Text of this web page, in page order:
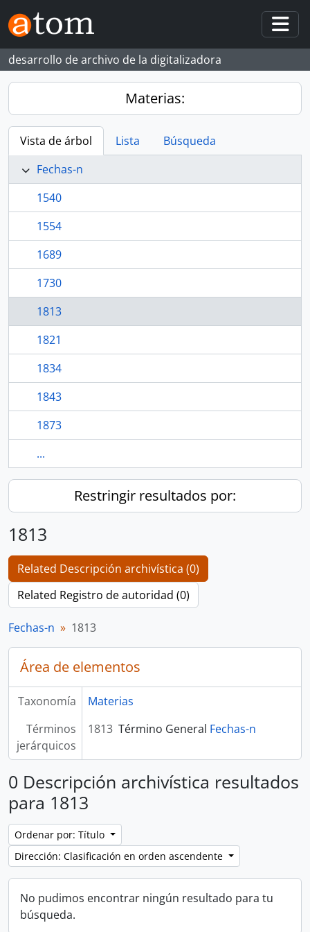
Skip to main content
desarrollo de archivo de la digitalizadora
Materias:
Vista de árbol Lista
Búsqueda
Fechas-n
1540
1554
1689
1730
1813
1821
1834
1843
1873
...
Restringir resultados por:
1813
Related Descripción archivística (0)
Related Registro de autoridad (0)
Fechas-n 1813
Área de elementos
Taxonomía
Materias
Términos
jerárquicos
1813 Término General Fechas-n
0 Descripción archivística resultados
para 1813
Ordenar por: Título
Dirección: Clasificación en orden ascendente
No pudimos encontrar ningún resultado para tu
búsqueda.